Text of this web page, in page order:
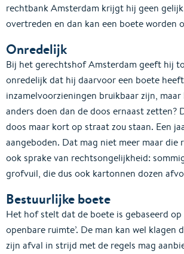
rechtbank Amsterdam krijgt hij geen
overtreden en dan kan een boete worden
Onredelijk
Bij het gerechtshof Amsterdam geeft hij
onredelijk dat hij daarvoor een boete
inzamelvoorzieningen bruikbaar zijn,
anders doen dan de doos ernaast
doos maar kort op straat zou staan. Een
aangeboden. Dat mag niet meer maar
ook sprake van rechtsongelijkheid:
grofvuil, die dus ook kartonnen dozen
Bestuurlijke boete
Het hof stelt dat de boete is gebaseerd
openbare ruimte’. De man kan wel
zijn afval in strijd met de regels mag